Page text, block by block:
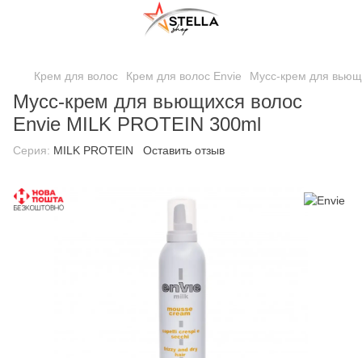
Крем для волос Крем для волос Envie Мусс-крем для
Мусс-крем для вьющихся волос
Envie MILK PROTEIN 300ml
Серия: MILK PROTEIN Оставить отзыв